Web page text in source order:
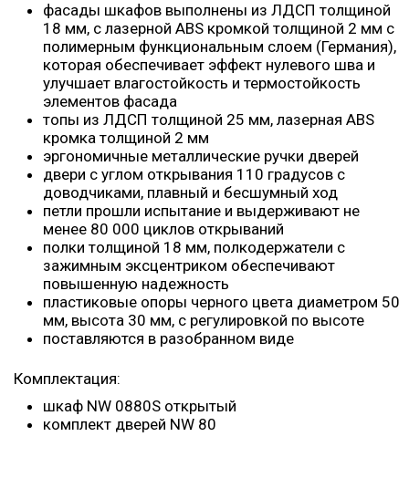
фасады шкафов выполнены из ЛДСП толщиной
18 мм, с лазерной ABS кромкой толщиной 2 мм с
полимерным функциональным слоем (Германия),
которая обеспечивает эффект нулевого шва и
улучшает влагостойкость и термостойкость
элементов фасада
топы из ЛДСП толщиной 25 мм, лазерная ABS
кромка толщиной 2 мм
эргономичные металлические ручки дверей
двери с углом открывания 110 градусов с
доводчиками, плавный и бесшумный ход
петли прошли испытание и выдерживают не
менее 80 000 циклов открываний
полки толщиной 18 мм, полкодержатели с
зажимным эксцентриком обеспечивают
повышенную надежность
пластиковые опоры черного цвета диаметром 50
мм, высота 30 мм, с регулировкой по высоте
поставляются в разобранном виде
Комплектация:
шкаф NW 0880S открытый
комплект дверей NW 80